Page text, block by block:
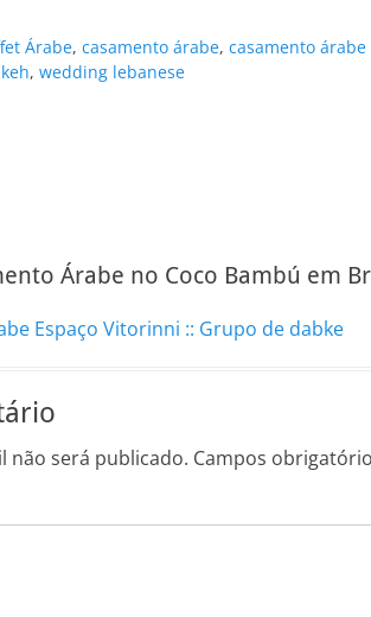
Árabe, casamento árabe, casamento
, wedding lebanese
Árabe no Coco Bambú em
Espaço Vitorinni :: Grupo de dabke
não será publicado. Campos